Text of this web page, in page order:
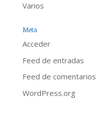
Varios
Meta
Acceder
Feed de entradas
Feed de comentarios
WordPress.org